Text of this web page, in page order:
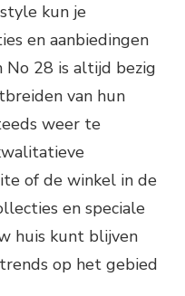
kun je
en aanbiedingen
No 28 is altijd bezig
van hun
weer te
of de winkel in de
en speciale
huis kunt blijven
op het gebied